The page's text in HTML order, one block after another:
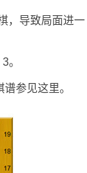
，导致局面进一
。
参见这里。